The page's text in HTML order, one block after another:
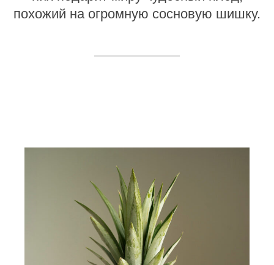
похожий на огромную сосновую шишку.